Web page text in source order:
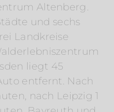
Altenberg.
und sechs
Landkreise
liegt 45
entfernt. Nach
nach Leipzig 1